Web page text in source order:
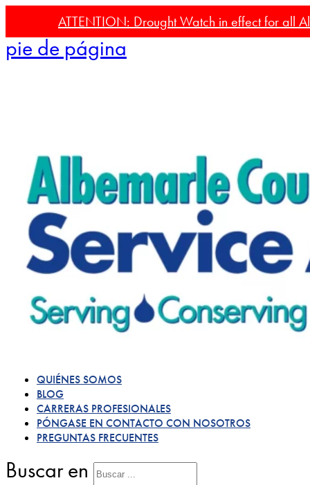
ATTENTION: Drought Watch in effect for all
Ir al contenido principalSaltar al
pie de página
QUIÉNES SOMOS
BLOG
CARRERAS PROFESIONALES
PÓNGASE EN CONTACTO CON NOSOTROS
PREGUNTAS FRECUENTES
Buscar en